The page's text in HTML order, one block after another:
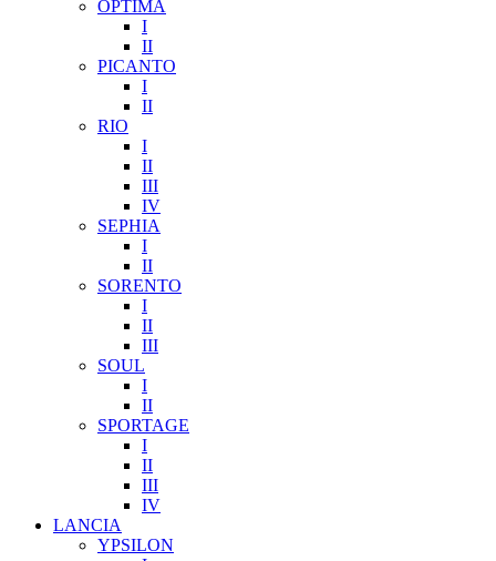
OPTIMA
I
II
PICANTO
I
II
RIO
I
II
III
IV
SEPHIA
I
II
SORENTO
I
II
III
SOUL
I
II
SPORTAGE
I
II
III
IV
LANCIA
YPSILON